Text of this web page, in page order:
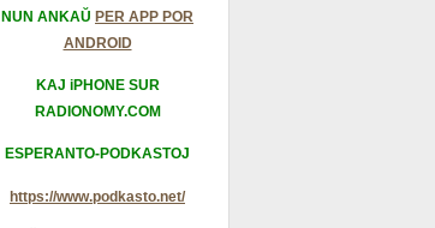
NUN ANKAŬ PER APP POR
ANDROID
KAJ iPHONE SUR
RADIONOMY.COM
ESPERANTO-PODKASTOJ
https://www.podkasto.net/